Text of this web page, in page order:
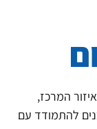
המרכז,
ב- מוכנים להתמודד עם